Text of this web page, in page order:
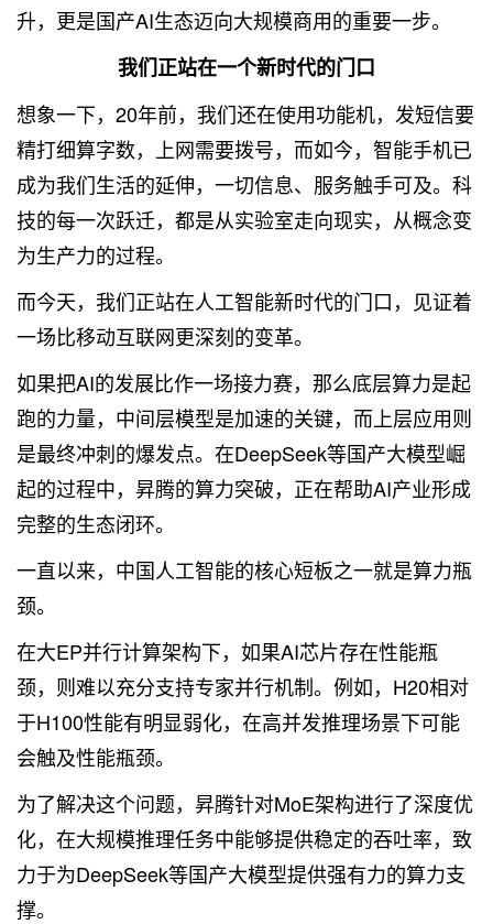
升，更是国产AI生态迈向大规模商用的重要一步。
我们正站在一个新时代的门口
想象一下，20年前，我们还在使用功能机，发短信要
精打细算字数，上网需要拨号，而如今，智能手机已
成为我们生活的延伸，一切信息、服务触手可及。科
技的每一次跃迁，都是从实验室走向现实，从概念变
为生产力的过程。
而今天，我们正站在人工智能新时代的门口，见证着
一场比移动互联网更深刻的变革。
如果把AI的发展比作一场接力赛，那么底层算力是起
跑的力量，中间层模型是加速的关键，而上层应用则
是最终冲刺的爆发点。在DeepSeek等国产大模型崛
起的过程中，昇腾的算力突破，正在帮助AI产业形成
完整的生态闭环。
一直以来，中国人工智能的核心短板之一就是算力瓶
颈。
在大EP并行计算架构下，如果AI芯片存在性能瓶
颈，则难以充分支持专家并行机制。例如，H20相对
于H100性能有明显弱化，在高并发推理场景下可能
会触及性能瓶颈。
为了解决这个问题，昇腾针对MoE架构进行了深度优
化，在大规模推理任务中能够提供稳定的吞吐率，致
力于为DeepSeek等国产大模型提供强有力的算力支
撑。